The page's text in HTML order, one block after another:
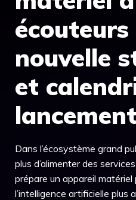
nouvelle
et
lancement
Dans l’écosystème grand
plus d’alimenter des
prépare un appareil matériel
l’intelligence artificielle plus